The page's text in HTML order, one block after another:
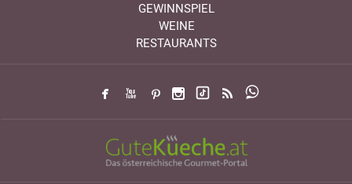
GEWINNSPIEL
WEINE
RESTAURANTS